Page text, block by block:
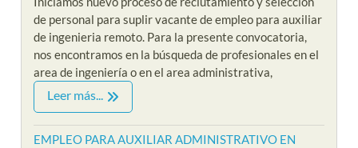
de personal para suplir vacante de empleo para auxiliar
de ingenieria remoto. Para la presente convocatoria,
nos encontramos en la búsqueda de profesionales en el
area de ingeniería o en el area administrativa,
Leer más...
EMPLEO PARA AUXILIAR ADMINISTRATIVO EN